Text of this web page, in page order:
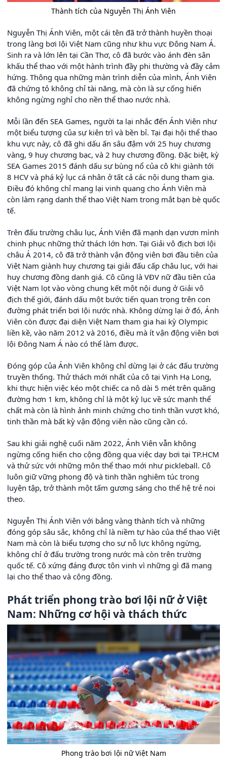
Thành tích của Nguyễn Thị Ánh Viên
Nguyễn Thị Ánh Viên, một cái tên đã trở thành huyền thoại
trong làng bơi lội Việt Nam cũng như khu vực Đông Nam Á.
Sinh ra và lớn lên tại Cần Thơ, cô đã bước vào ánh đèn sân
khấu thể thao với một hành trình đầy phi thường và đầy cảm
hứng. Thông qua những màn trình diễn của mình, Ánh Viên
đã chứng tỏ không chỉ tài năng, mà còn là sự cống hiến
không ngừng nghỉ cho nền thể thao nước nhà.
Mỗi lần đến SEA Games, người ta lại nhắc đến Ánh Viên như
một biểu tượng của sự kiên trì và bền bỉ. Tại đại hội thể thao
khu vực này, cô đã ghi dấu ấn sâu đậm với 25 huy chương
vàng, 9 huy chương bạc, và 2 huy chương đồng. Đặc biệt, kỳ
SEA Games 2015 đánh dấu sự bùng nổ của cô khi giành tới
8 HCV và phá kỷ lục cá nhân ở tất cả các nội dung tham gia.
Điều đó không chỉ mang lại vinh quang cho Ánh Viên mà
còn làm rạng danh thể thao Việt Nam trong mắt bạn bè quốc
tế.
Trên đấu trường châu lục, Ánh Viên đã mạnh dạn vươn mình
chinh phục những thử thách lớn hơn. Tại Giải vô địch bơi lội
châu Á 2014, cô đã trở thành vận động viên bơi đầu tiên của
Việt Nam giành huy chương tại giải đấu cấp châu lục, với hai
huy chương đồng danh giá. Cô cũng là VĐV nữ đầu tiên của
Việt Nam lọt vào vòng chung kết một nội dung ở Giải vô
địch thế giới, đánh dấu một bước tiến quan trọng trên con
đường phát triển bơi lội nước nhà. Không dừng lại ở đó, Ánh
Viên còn được đại diện Việt Nam tham gia hai kỳ Olympic
liền kề, vào năm 2012 và 2016, điều mà ít vận động viên bơi
lội Đông Nam Á nào có thể làm được.
Đóng góp của Ánh Viên không chỉ dừng lại ở các đấu trường
truyền thống. Thử thách mới nhất của cô tại Vịnh Hạ Long,
khi thực hiện việc kéo một chiếc ca nô dài 5 mét trên quãng
đường hơn 1 km, không chỉ là một kỷ lục về sức mạnh thể
chất mà còn là hình ảnh minh chứng cho tinh thần vượt khó,
tinh thần mà bất kỳ vận động viên nào cũng cần có.
Sau khi giải nghệ cuối năm 2022, Ánh Viên vẫn không
ngừng cống hiến cho cộng đồng qua việc dạy bơi tại TP.HCM
và thử sức với những môn thể thao mới như pickleball. Cô
luôn giữ vững phong độ và tinh thần nghiêm túc trong
luyện tập, trở thành một tấm gương sáng cho thế hệ trẻ noi
theo.
Nguyễn Thị Ánh Viên với bảng vàng thành tích và những
đóng góp sâu sắc, không chỉ là niềm tự hào của thể thao Việt
Nam mà còn là biểu tượng cho sự nỗ lực không ngừng,
không chỉ ở đấu trường trong nước mà còn trên trường
quốc tế. Cô xứng đáng được tôn vinh vì những gì đã mang
lại cho thể thao và cộng đồng.
Phát triển phong trào bơi lội nữ ở Việt
Nam: Những cơ hội và thách thức
Phong trào bơi lội nữ Việt Nam